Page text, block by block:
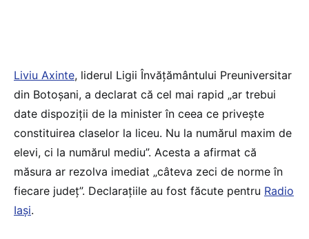
Liviu Axinte, liderul Ligii Învățământului Preuniversitar
din Botoșani, a declarat că cel mai rapid „ar trebui
date dispoziții de la minister în ceea ce privește
constituirea claselor la liceu. Nu la numărul maxim de
elevi, ci la numărul mediu”. Acesta a afirmat că
măsura ar rezolva imediat „câteva zeci de norme în
fiecare județ”. Declarațiile au fost făcute pentru Radio
Iași.